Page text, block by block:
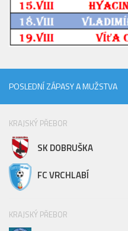
Zápasy MB 2026/27
Hráči
Historie MB
Zápasy MB 2025/26
2022/23
2020/21
2018/19
POSLEDNÍ ZÁPASY A MUŽSTVA
KRAJSKÝ PŘEBOR
SK DOBRUŠKA
FC VRCHLABÍ
KRAJSKÝ PŘEBOR